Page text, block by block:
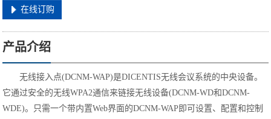
在线订购
产品介绍
无线接入点(DCNM-WAP)是DICENTIS无线会议系统的中央设备。
它通过安全的无线WPA2通信来链接无线设备(DCNM-WD和DCNM-
WDE)。只需一个带内置Web界面的DCNM-WAP即可设置、配置和控制